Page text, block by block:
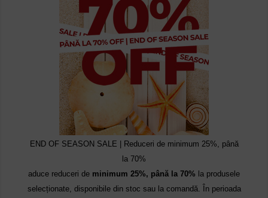
END OF SEASON SALE | Reduceri de minimum 25%, până
la 70%
aduce reduceri de minimum 25%, până la 70% la produsele
selecționate, disponibile din stoc sau la comandă. În perioada